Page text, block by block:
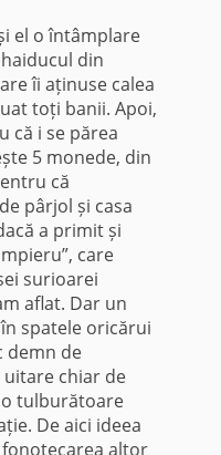
el o întâmplare
din
îi aținuse calea
toți banii. Apoi,
că i se părea
5 monede, din
că
pârjol și casa
a primit și
care
surioarei
aflat. Dar un
spatele oricărui
demn de
chiar de
tulburătoare
De aici ideea
fonotecarea altor